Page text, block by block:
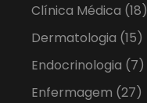
Clínica Médica (18)
Dermatologia (15)
Endocrinologia (7)
Enfermagem (27)